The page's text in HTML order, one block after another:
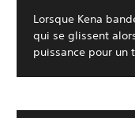
Lorsque Kena
qui se glissent
puissance pour un